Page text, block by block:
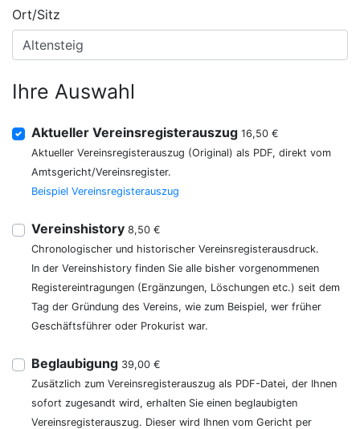
Ort/Sitz
Ihre Auswahl
Aktueller Vereinsregisterauszug 16,50 €
Aktueller Vereinsregisterauszug (Original) als PDF, direkt vom
Amtsgericht/Vereinsregister.
Beispiel Vereinsregisterauszug
Vereinshistory 8,50 €
Chronologischer und historischer Vereinsregisterausdruck.
In der Vereinshistory finden Sie alle bisher vorgenommenen
Registereintragungen (Ergänzungen, Löschungen etc.) seit dem
Tag der Gründung des Vereins, wie zum Beispiel, wer früher
Geschäftsführer oder Prokurist war.
Beglaubigung 39,00 €
Zusätzlich zum Vereinsregisterauszug als PDF-Datei, der Ihnen
sofort zugesandt wird, erhalten Sie einen beglaubigten
Vereinsregisterauszug. Dieser wird Ihnen vom Gericht per